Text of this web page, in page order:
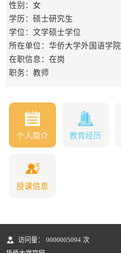
性别：女
学历：硕士研究生
学位：文学硕士学位
所在单位：华侨大学外国语学院
在职信息：在岗
职务：教师
个人简介 教育经历
授课信息
访问量： 0000005094 次